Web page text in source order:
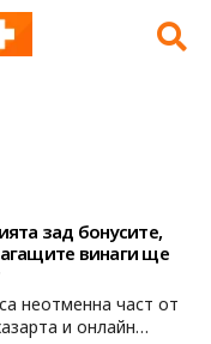
зад бонусите,
винаги ще
неотменна част от
и онлайн…